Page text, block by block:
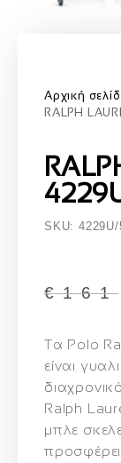
Αρχική
RALPH
SKU:
€161
Τα Polo
είναι
Ralph
μπλε